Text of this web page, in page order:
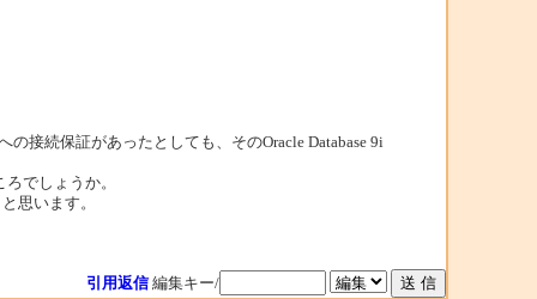
の接続保証があったとしても、そのOracle Database 9i
でしょうか。
思います。
引用返信 編集キー/